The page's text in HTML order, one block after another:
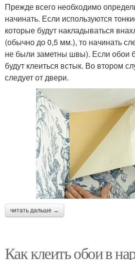
Прежде всего необходимо
начинать. Если используются
которые будут накладываться
(обычно до 0,5 мм.), то начинать
не были заметны швы). Если обои
будут клеиться встык. Во втором
следует от двери.
читать дальше →
Как клеить обои в